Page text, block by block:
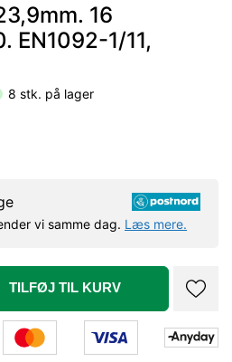
16
EN1092-1/11,
8 stk. på lager
vi samme dag. Læs mere.
TILFØJ TIL KURV